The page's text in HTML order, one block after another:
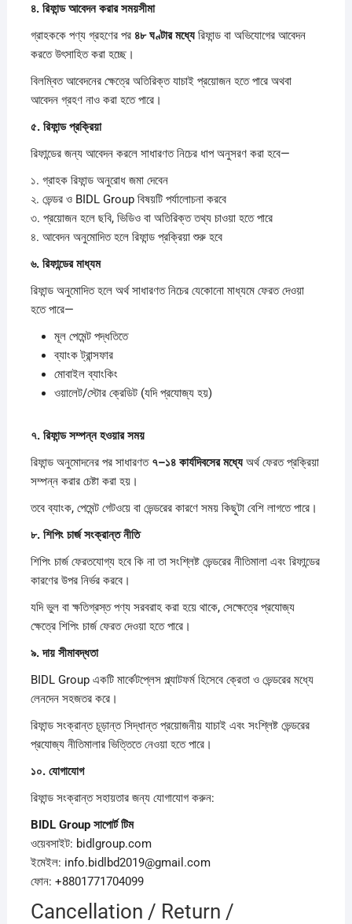
৪. রিফান্ডআবেদনকরারসময়সীমা
গ্রাহককে পণ্য গ্রহণের পর ৪৮ঘণ্টারমধ্যেরিফান্ড বা অভিযোগের আবেদন
করতে উৎসাহিত করা হচ্ছে।
বিলম্বিত আবেদনের ক্ষেত্রে অতিরিক্ত যাচাই প্রয়োজন হতে পারে অথবা
আবেদন গ্রহণ নাও করা হতে পারে।
৫. রিফান্ডপ্রক্রিয়া
রিফান্ডের জন্য আবেদন করলে সাধারণত নিচের ধাপ অনুসরণ করা হবে—
১. গ্রাহক রিফান্ড অনুরোধ জমা দেবেন
২. ভেন্ডর ও BIDL Group বিষয়টি পর্যালোচনা করবে
৩. প্রয়োজন হলে ছবি, ভিডিও বা অতিরিক্ত তথ্য চাওয়া হতে পারে
৪. আবেদন অনুমোদিত হলে রিফান্ড প্রক্রিয়া শুরু হবে
৬. রিফান্ডেরমাধ্যম
রিফান্ড অনুমোদিত হলে অর্থ সাধারণত নিচের যেকোনো মাধ্যমে ফেরত দেওয়া
হতে পারে—
মূল পেমেন্ট পদ্ধতিতে
ব্যাংক ট্রান্সফার
মোবাইল ব্যাংকিং
ওয়ালেট/স্টোর ক্রেডিট (যদি প্রযোজ্য হয়)
৭. রিফান্ডসম্পন্নহওয়ারসময়
রিফান্ড অনুমোদনের পর সাধারণত ৭–১৪ কার্যদিবসেরমধ্যেঅর্থ ফেরত প্রক্রিয়া
সম্পন্ন করার চেষ্টা করা হয়।
তবে ব্যাংক, পেমেন্ট গেটওয়ে বা ভেন্ডরের কারণে সময় কিছুটা বেশি লাগতে পারে।
৮. শিপিং চার্জসংক্রান্তনীতি
শিপিং চার্জ ফেরতযোগ্য হবে কি না তা সংশ্লিষ্ট ভেন্ডরের নীতিমালা এবং রিফান্ডের
কারণের উপর নির্ভর করবে।
যদি ভুল বা ক্ষতিগ্রস্ত পণ্য সরবরাহ করা হয়ে থাকে, সেক্ষেত্রে প্রযোজ্য
ক্ষেত্রে শিপিং চার্জ ফেরত দেওয়া হতে পারে।
৯.দায়সীমাবদ্ধতা
BIDL Group একটি মার্কেটপ্লেস প্ল্যাটফর্ম হিসেবে ক্রেতা ও ভেন্ডরের মধ্যে
লেনদেন সহজতর করে।
রিফান্ড সংক্রান্ত চূড়ান্ত সিদ্ধান্ত প্রয়োজনীয় যাচাই এবং সংশ্লিষ্ট ভেন্ডরের
প্রযোজ্য নীতিমালার ভিত্তিতে নেওয়া হতে পারে।
১০. যোগাযোগ
রিফান্ড সংক্রান্ত সহায়তার জন্য যোগাযোগ করুন:
BIDL Group সাপোর্টটিম
ওয়েবসাইট: bidlgroup.com
ইমেইল: info.bidlbd2019@gmail.com
ফোন: +8801771704099
Cancellation / Return /